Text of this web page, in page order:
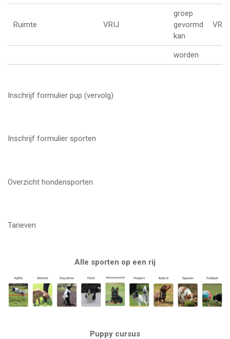
Ruimte VRIJ
groep
gevormd
kan
VRIJ
worden
Inschrijf formulier pup (vervolg)
Inschrijf formulier sporten
Overzicht hondensporten
Tarieven
Alle sporten op een rij
Puppy cursus